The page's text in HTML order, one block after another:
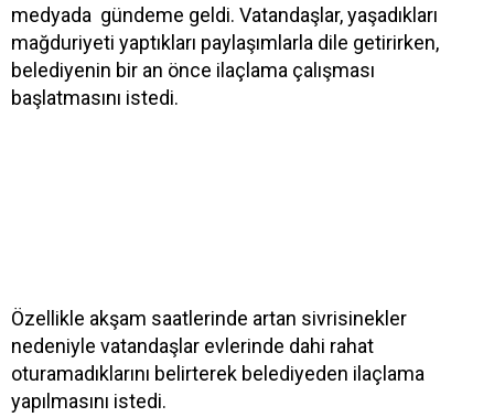
medyada gündeme geldi. Vatandaşlar, yaşadıkları
mağduriyeti yaptıkları paylaşımlarla dile getirirken,
belediyenin bir an önce ilaçlama çalışması
başlatmasını istedi.
Özellikle akşam saatlerinde artan sivrisinekler
nedeniyle vatandaşlar evlerinde dahi rahat
oturamadıklarını belirterek belediyeden ilaçlama
yapılmasını istedi.